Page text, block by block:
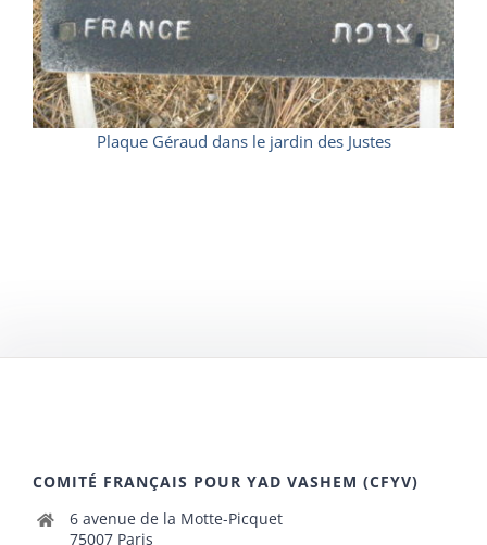
Plaque Géraud dans le jardin des Justes
COMITÉ FRANÇAIS POUR YAD VASHEM (CFYV)
6 avenue de la Motte-Picquet
75007 Paris